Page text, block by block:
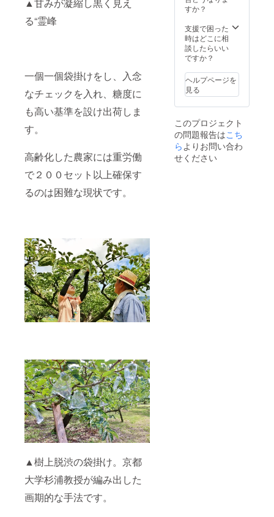
▲甘みが凝縮し黒く見え
る“霊峰
一個一個袋掛けをし、入念
なチェックを入れ、糖度に
も高い基準を設け出荷しま
す。
高齢化した農家には重労働
で２００セット以上確保す
るのは困難な現状です。
▲樹上脱渋の袋掛け。京都
大学杉浦教授が編み出した
画期的な手法です。
すか？
支援で困った
時はどこに相
談したらいい
ですか？
ヘルプページを
見る
このプロジェクト
の問題報告はこち
らよりお問い合わ
せください